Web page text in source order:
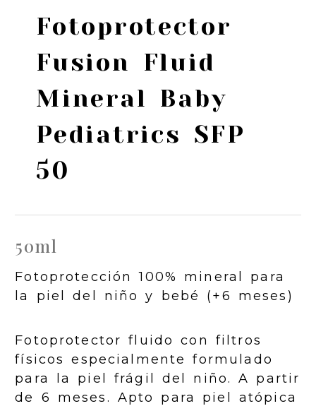
Fotoprotector
Fusion Fluid
Mineral Baby
Pediatrics SFP
50
50ml
Fotoprotección 100% mineral para
la piel del niño y bebé (+6 meses)
Fotoprotector fluido con filtros
físicos especialmente formulado
para la piel frágil del niño. A partir
de 6 meses. Apto para piel atópica